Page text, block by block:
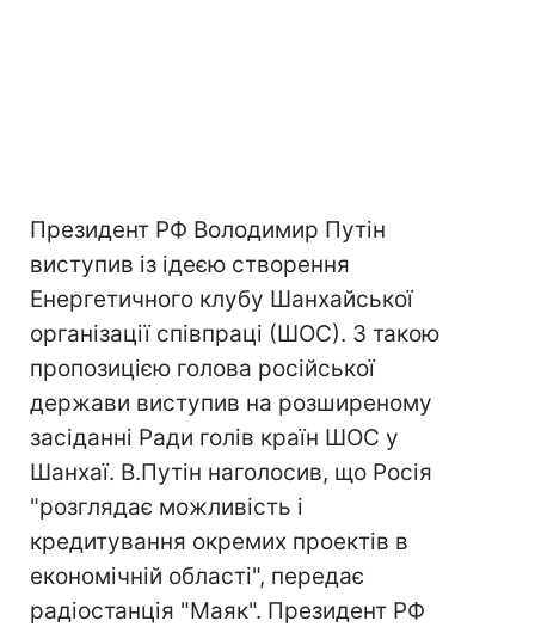
Президент РФ Володимир Путін
виступив із ідеєю створення
Енергетичного клубу Шанхайської
організації співпраці (ШОС). З такою
пропозицією голова російської
держави виступив на розширеному
засіданні Ради голів країн ШОС у
Шанхаї. В.Путін наголосив, що Росія
"розглядає можливість і
кредитування окремих проектів в
економічній області", передає
радіостанція "Маяк". Президент РФ